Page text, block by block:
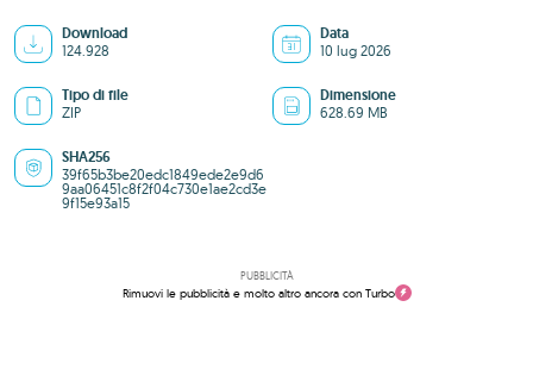
Download
124.928
Data
10 lug 2026
Tipo di file
ZIP
Dimensione
628.69 MB
SHA256
39f65b3be20edc1849ede2e9d6
9aa06451c8f2f04c730e1ae2cd3e
9f15e93a15
PUBBLICITÀ
Rimuovi le pubblicità e molto altro ancora con Turbo